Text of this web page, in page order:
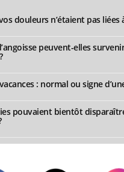
douleurs n’étaient pas liées
peuvent-elles
: normal ou signe
pouvaient bientôt